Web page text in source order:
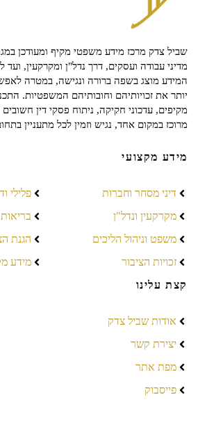
שביל צדק מרכז מידע משפטי מקיף ומעודכן
מדיני עבודה ועסקים, דרך נדל"ן ומקרקעין, ועד
המידע מוצג בשפה ברורה ונגישה, במטרה
יותר את זכויותיהם וחובותיהם המשפטיות.
מקיפים, עדכוני חקיקה, ניתוח פסקי דין
מרוכז במקום אחד, נגיש וזמין לכל מתעניין
מידע מקצועי
דיני מסחר וחברות
מקרקעין ונדל"ן
משפט וניהול הליכים
זכויות הציבור
פלילי
הגנת
מידע
קצת עלינו
אודות שביל צדק
יצירת קשר
מפת אתר
פייסבוק